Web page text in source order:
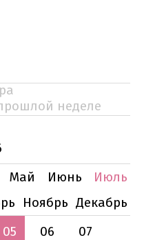
неделе
Май Июнь
Июль
Ноябрь Декабрь
05 06
07